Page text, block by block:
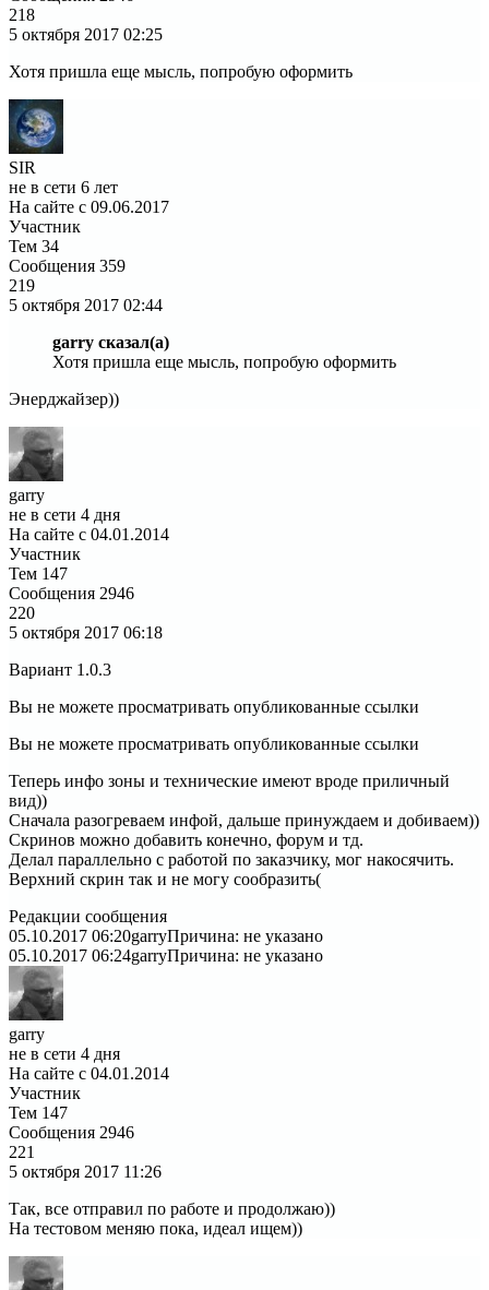
218
5 октября 2017 02:25
Хотя пришла еще мысль, попробую оформить
SIR
не в сети 6 лет
На сайте с 09.06.2017
Участник
Тем 34
Сообщения 359
219
5 октября 2017 02:44
garry сказал(а)
Хотя пришла еще мысль, попробую оформить
Энерджайзер))
garry
не в сети 4 дня
На сайте с 04.01.2014
Участник
Тем 147
Сообщения 2946
220
5 октября 2017 06:18
Вариант 1.0.3
Вы не можете просматривать опубликованные ссылки
Вы не можете просматривать опубликованные ссылки
Теперь инфо зоны и технические имеют вроде приличный
вид))
Сначала разогреваем инфой, дальше принуждаем и добиваем))
Скринов можно добавить конечно, форум и тд.
Делал параллельно с работой по заказчику, мог накосячить.
Верхний скрин так и не могу сообразить(
Редакции сообщения
05.10.2017 06:20garryПричина: не указано
05.10.2017 06:24garryПричина: не указано
garry
не в сети 4 дня
На сайте с 04.01.2014
Участник
Тем 147
Сообщения 2946
221
5 октября 2017 11:26
Так, все отправил по работе и продолжаю))
На тестовом меняю пока, идеал ищем))